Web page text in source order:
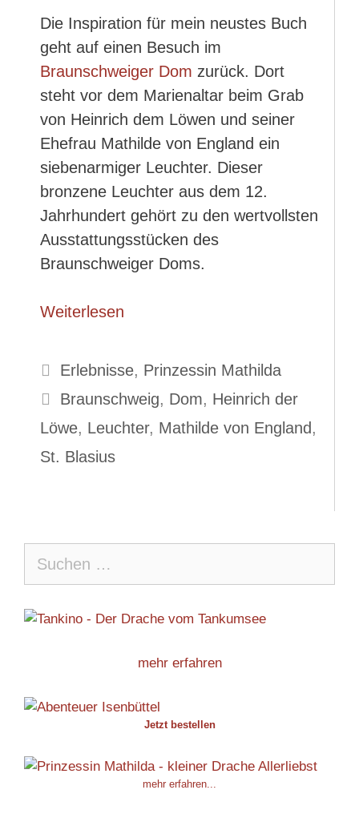
Die Inspiration für mein neustes Buch
geht auf einen Besuch im
Braunschweiger Dom zurück. Dort
steht vor dem Marienaltar beim Grab
von Heinrich dem Löwen und seiner
Ehefrau Mathilde von England ein
siebenarmiger Leuchter. Dieser
bronzene Leuchter aus dem 12.
Jahrhundert gehört zu den wertvollsten
Ausstattungsstücken des
Braunschweiger Doms.
Weiterlesen
Kategorien
Erlebnisse, Prinzessin Mathilda
Schlagwörter
Braunschweig, Dom, Heinrich der
Löwe, Leuchter, Mathilde von England ,
St. Blasius
nach:
mehr erfahren
Jetzt bestellen
mehr erfahren...